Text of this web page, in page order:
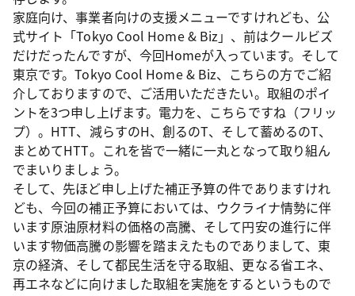
家庭向け、事業者向けの支援メニューですけれども、公
式サイト「Tokyo Cool Home & Biz」、前はクールビズ
だけだったんですが、今回Homeが入っています。そして
東京です。Tokyo Cool Home & Biz、こちらの方でご紹
介しておりますので、ご活用いただきたい。取組のポイ
ントを3つ申し上げます。電力を、こちらですね（フリッ
プ）。HTT、減らすのH、創るのT、そして蓄めるのT、
まとめてHTT。これを皆で一緒に一丸となって取り組ん
でまいりましょう。
そして、先ほど申し上げた補正予算の件でありますけれ
ども、今回の補正予算においては、ウクライナ情勢に伴
います原油原材料の価格の高騰、そして円安の進行に伴
います物価高騰の影響を踏まえたものでありまして、東
京の経済、そして都民生活を守る取組、更なる省エネ、
再エネなどに向けました取組を実施をするというもので